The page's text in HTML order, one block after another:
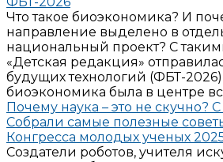
Что такое биоэкономика? И
направление выделено в
национальный проект? С
«Детская редакция»
будущих технологий (ФБТ-
биоэкономика была в центре
Почему наука – это не скучно?
Собрали самые полезные
Конгресса молодых ученых
Создатели роботов, учителя